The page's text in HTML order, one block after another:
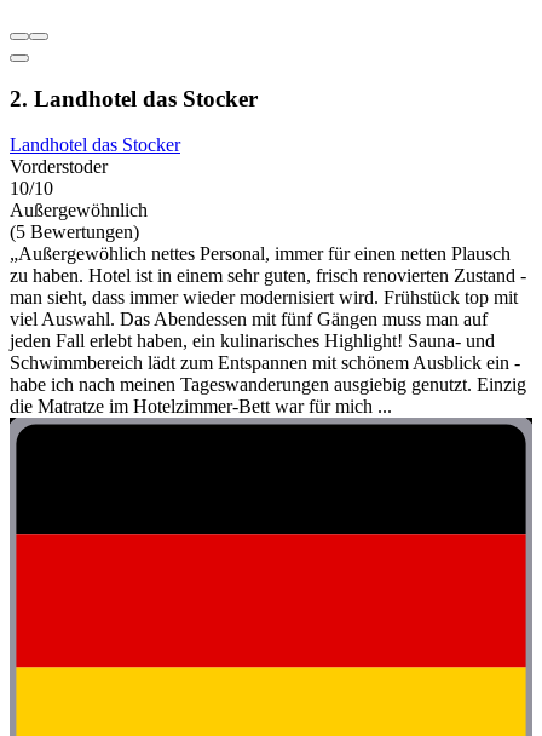
2. Landhotel das Stocker
Landhotel das Stocker
Vorderstoder
10/10
Außergewöhnlich
(5 Bewertungen)
„Außergewöhlich nettes Personal, immer für einen netten Plausch
zu haben. Hotel ist in einem sehr guten, frisch renovierten Zustand -
man sieht, dass immer wieder modernisiert wird. Frühstück top mit
viel Auswahl. Das Abendessen mit fünf Gängen muss man auf
jeden Fall erlebt haben, ein kulinarisches Highlight! Sauna- und
Schwimmbereich lädt zum Entspannen mit schönem Ausblick ein -
habe ich nach meinen Tageswanderungen ausgiebig genutzt. Einzig
die Matratze im Hotelzimmer-Bett war für mich ...